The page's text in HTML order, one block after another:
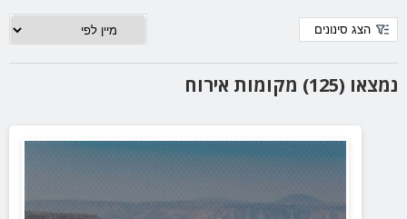
נמצאו (125) מקומות אירוח
הצג סינונים